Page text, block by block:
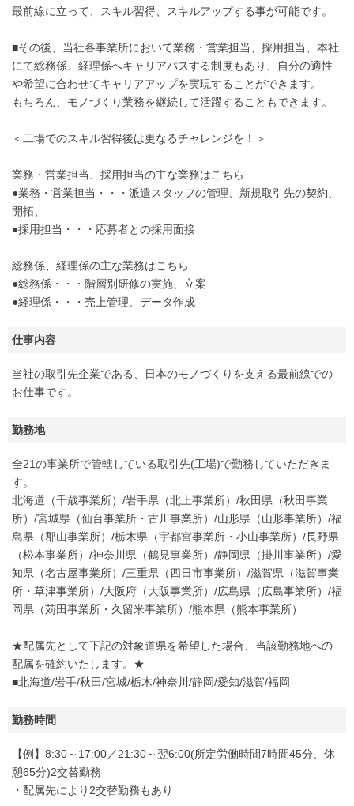
最前線に立って、スキル習得、スキルアップする事が可能です。
■その後、当社各事業所において業務・営業担当、採用担当、本社
にて総務係、経理係へキャリアパスする制度もあり、自分の適性
や希望に合わせてキャリアアップを実現することができます。
もちろん、モノづくり業務を継続して活躍することもできます。
＜工場でのスキル習得後は更なるチャレンジを！＞
業務・営業担当、採用担当の主な業務はこちら
●業務・営業担当・・・派遣スタッフの管理、新規取引先の契約、
開拓、
●採用担当・・・応募者との採用面接
総務係、経理係の主な業務はこちら
●総務係・・・階層別研修の実施、立案
●経理係・・・売上管理、データ作成
仕事内容
当社の取引先企業である、日本のモノづくりを支える最前線での
お仕事です。
勤務地
全21の事業所で管轄している取引先(工場)で勤務していただきま
す。
北海道（千歳事業所）/岩手県（北上事業所）/秋田県（秋田事業
所）/宮城県（仙台事業所・古川事業所）/山形県（山形事業所）/福
島県（郡山事業所）/栃木県（宇都宮事業所・小山事業所）/長野県
（松本事業所）/神奈川県（鶴見事業所）/静岡県（掛川事業所）/愛
知県（名古屋事業所）/三重県（四日市事業所）/滋賀県（滋賀事業
所・草津事業所）/大阪府（大阪事業所）/広島県（広島事業所）/福
岡県（苅田事業所・久留米事業所）/熊本県（熊本事業所）
★配属先として下記の対象道県を希望した場合、当該勤務地への
配属を確約いたします。★
■北海道/岩手/秋田/宮城/栃木/神奈川/静岡/愛知/滋賀/福岡
勤務時間
【例】8:30～17:00／21:30～翌6:00(所定労働時間7時間45分、休
憩65分)2交替勤務
・配属先により2交替勤務もあり